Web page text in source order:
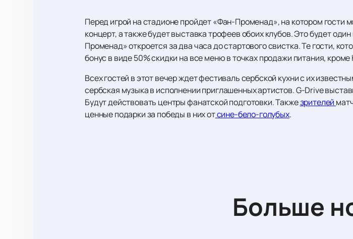
Перед игрой на стадионе пройдет «Фан-Променад», на котором гости
концерт, а также будет выставка трофеев обоих клубов. Это будет
Променад» откроется за два часа до стартового свистка. Те гости,
бонус в виде 50% скидки на все меню в точках продажи питания, кроме
Всех гостей в этот вечер ждет фестиваль сербской кухни с их
сербская музыка в исполнении приглашенных артистов. G-Drive
Будут действовать центры фанатской подготовки. Такжезрителей
ценные подарки за победы в них отсине-бело-голубых.
Больше